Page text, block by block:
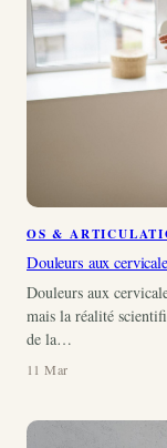
OS &
Douleurs aux
Douleurs aux
mais la réalité
de la…
11 Mar